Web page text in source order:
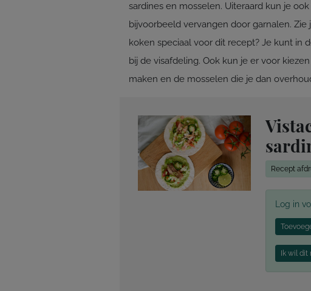
sardines en mosselen. Uiteraard kun je
bijvoorbeeld vervangen door garnalen.
koken speciaal voor dit recept? Je kunt in
bij de visafdeling. Ook kun je er voor
maken en de mosselen die je dan
Recept
Log in
Ik wil dit